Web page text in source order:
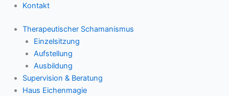
Kontakt
Therapeutischer Schamanismus
Einzelsitzung
Aufstellung
Ausbildung
Supervision & Beratung
Haus Eichenmagie